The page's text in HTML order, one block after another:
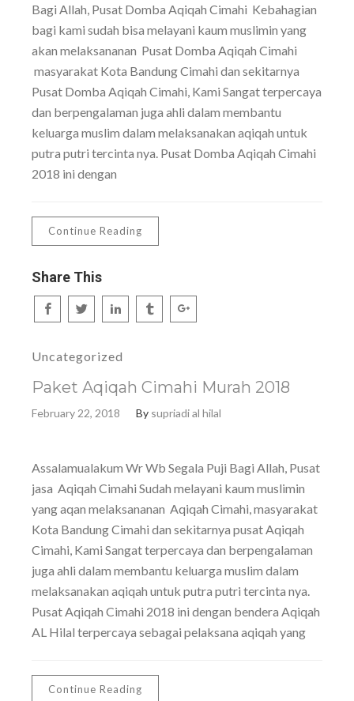
Bagi Allah, Pusat Domba Aqiqah Cimahi Kebahagian
bagi kami sudah bisa melayani kaum muslimin yang
akan melaksananan Pusat Domba Aqiqah Cimahi
masyarakat Kota Bandung Cimahi dan sekitarnya
Pusat Domba Aqiqah Cimahi, Kami Sangat terpercaya
dan berpengalaman juga ahli dalam membantu
keluarga muslim dalam melaksanakan aqiqah untuk
putra putri tercinta nya. Pusat Domba Aqiqah Cimahi
2018 ini dengan
Continue Reading
Share This
Uncategorized
Paket Aqiqah Cimahi Murah 2018
February 22, 2018 By supriadi al hilal
Assalamualakum Wr Wb Segala Puji Bagi Allah, Pusat
jasa Aqiqah Cimahi Sudah melayani kaum muslimin
yang aqan melaksananan Aqiqah Cimahi, masyarakat
Kota Bandung Cimahi dan sekitarnya pusat Aqiqah
Cimahi, Kami Sangat terpercaya dan berpengalaman
juga ahli dalam membantu keluarga muslim dalam
melaksanakan aqiqah untuk putra putri tercinta nya.
Pusat Aqiqah Cimahi 2018 ini dengan bendera Aqiqah
AL Hilal terpercaya sebagai pelaksana aqiqah yang
Continue Reading